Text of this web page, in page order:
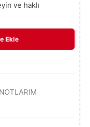
ve haklı
Ekle